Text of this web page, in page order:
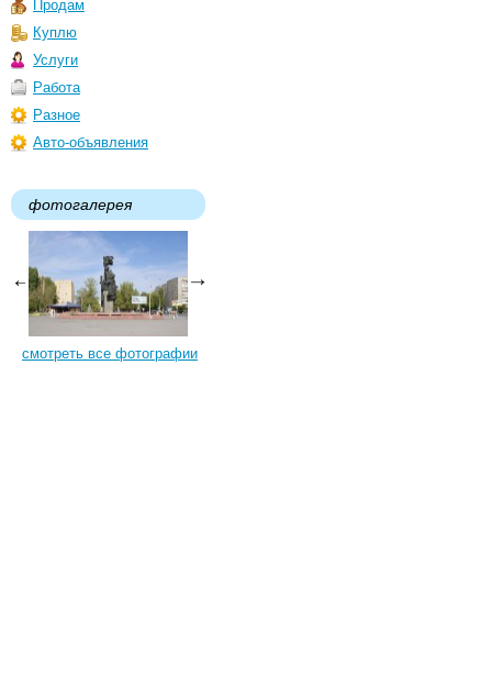
Продам
Куплю
Услуги
Работа
Разное
Авто-объявления
фотогалерея
смотреть все фотографии